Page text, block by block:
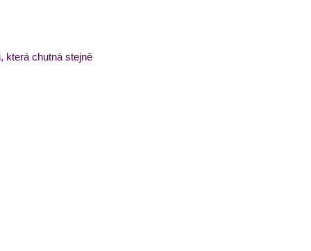
která chutná stejně